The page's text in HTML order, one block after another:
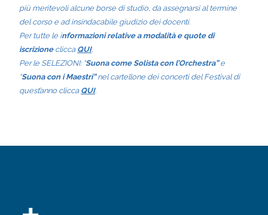
più meritevoli alcune borse di studio, da assegnarsi al termine
del corso e ad insindacabile giudizio dei docenti.
Per tutte le informazioni relative a modalità e quote di
iscrizioneclicca QUI.
Per le SELEZIONI: “Suona come Solista con l’Orchestra”e
“Suona con i Maestri”nel cartellone dei concerti del Festival di
quest’anno clicca QUI.